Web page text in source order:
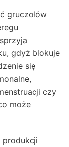
gruczołów
gdyż blokuje
się
czy
może
produkcji